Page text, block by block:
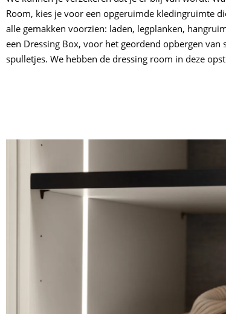
Room, kies je voor een opgeruimde kledingruimte
alle gemakken voorzien: laden, legplanken,
een Dressing Box, voor het geordend opbergen
spulletjes. We hebben de dressing room in deze